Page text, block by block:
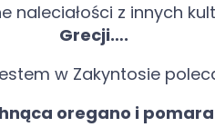
naleciałości z innych
Grecji….
w Zakyntosie
oregano i